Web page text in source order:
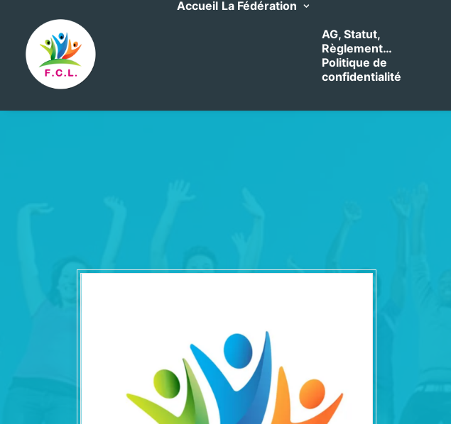
Accueil La Fédération
AG, Statut,
Règlement…
Politique de
confidentialité